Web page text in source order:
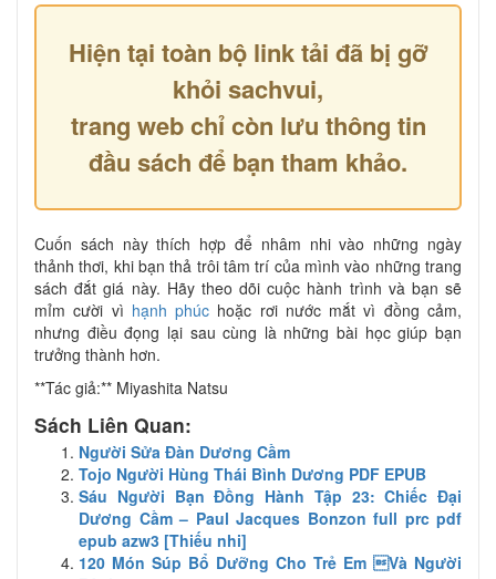
Hiện tại toàn bộ link tải đã bị gỡ
khỏi sachvui,
trang web chỉ còn lưu thông tin
đầu sách để bạn tham khảo.
Cuốn sách này thích hợp để nhâm nhi vào những ngày
thảnh thơi, khi bạn thả trôi tâm trí của mình vào những trang
sách đắt giá này. Hãy theo dõi cuộc hành trình và bạn sẽ
mỉm cười vì hạnh phúc hoặc rơi nước mắt vì đồng cảm,
nhưng điều đọng lại sau cùng là những bài học giúp bạn
trưởng thành hơn.
**Tác giả:** Miyashita Natsu
Sách Liên Quan:
Người Sửa Đàn Dương Cầm
Tojo Người Hùng Thái Bình Dương PDF EPUB
Sáu Người Bạn Đồng Hành Tập 23: Chiếc Đại
Dương Cầm – Paul Jacques Bonzon full prc pdf
epub azw3 [Thiếu nhi]
120 Món Súp Bổ Dưỡng Cho Trẻ Em Và Người